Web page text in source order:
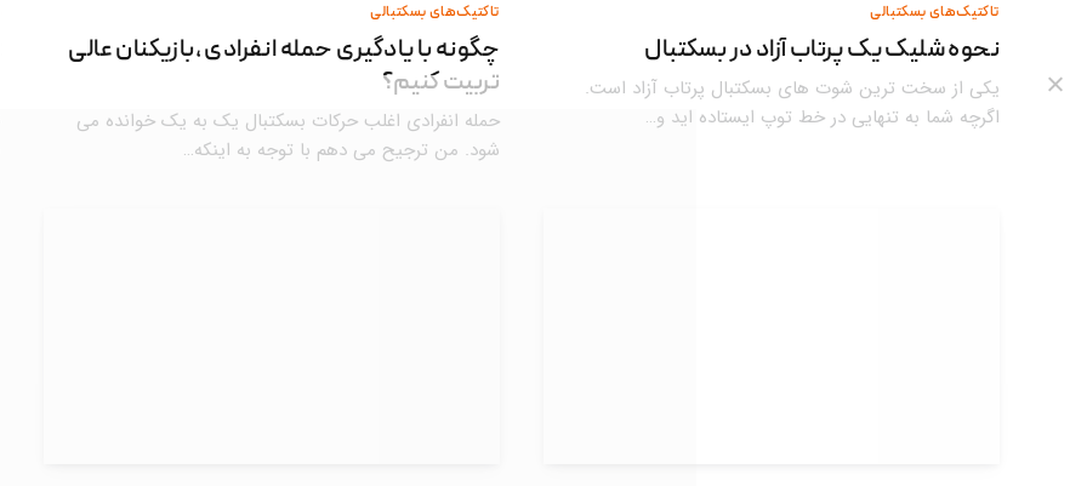
تاکتیک‌های بسکتبالی
نحوه شلیک یک پرتاب آزاد در بسکتبال
یکی از سخت ترین شوت های بسکتبال پرتاب آزاد است.
اگرچه شما به تنهایی در خط توپ ایستاده اید و…
تاکتیک‌های بسکتبالی
چگونه با یادگیری حمله انفرادی ،بازیکنان عالی
تربیت کنیم؟
حمله انفرادی اغلب حرکات بسکتبال یک به یک خوانده می
شود. من ترجیح می دهم با توجه به اینکه…